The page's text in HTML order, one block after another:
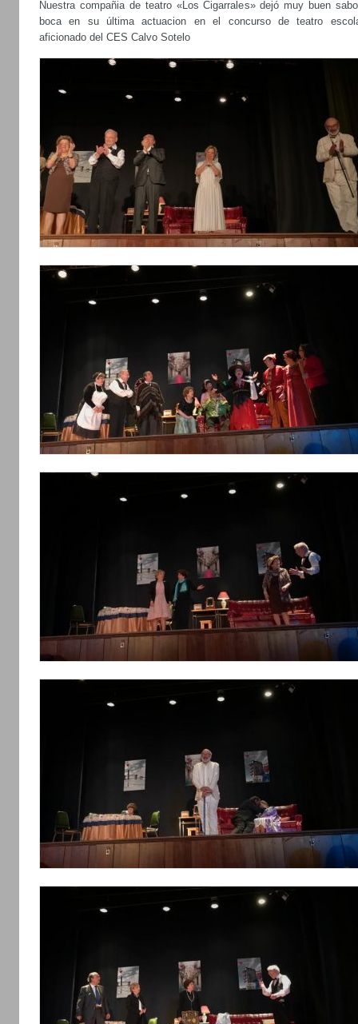
Nuestra compañia de teatro «Los Cigarrales» dejó muy buen
boca en su última actuacion en el concurso de teatro
aficionado del CES Calvo Sotelo